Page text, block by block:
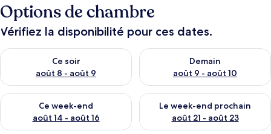
Options de chambre
Vérifiez la disponibilité pour ces dates.
Ce soir
août 8 - août 9
Vérifier la disponibilité pour ce soir août 8 - août 9
Demain
août 9 - août 10
Vérifier la disponibilité pour
Ce week-end
août 14 - août 16
Vérifier la disponibilité pour ce week-end août 14 - août 16
Le week-end prochain
août 21 - août 23
Vérifier la disponibilité pour